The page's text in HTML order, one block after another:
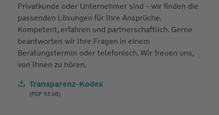
Privatkunde oder Unternehmer sind - wir finden die
passenden Lösungen für Ihre Ansprüche.
Kompetent, erfahren und partnerschaftlich. Gerne
beantworten wir Ihre Fragen in einem
Beratungstermin oder telefonisch. Wir freuen uns,
von Ihnen zu hören.
Transparenz-Kodex
(PDF 93 kB)